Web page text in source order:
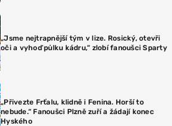
„Jsme nejtrapnější tým v lize. Rosický, otevři
oči a vyhoď půlku kádru,“ zlobí fanoušci Sparty
„Přivezte Frťalu, klidně i Fenina. Horší to
nebude.“ Fanoušci Plzně zuří a žádají konec
Hyského